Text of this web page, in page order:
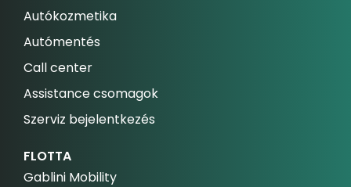
Autókozmetika
Autómentés
Call center
Assistance csomagok
Szerviz bejelentkezés
FLOTTA
Gablini Mobility